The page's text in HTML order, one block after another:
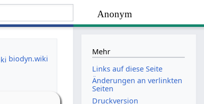
Anonym
biodyn.wiki
Mehr
Links auf diese Seite
Änderungen an verlinkten
Seiten
Druckversion